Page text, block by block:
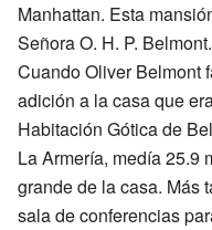
Manhattan. Esta
Señora O. H. P.
Cuando Oliver Belmont
adición a la casa que
Habitación Gótica de
La Armería, medía 25.9
grande de la casa. Más
sala de conferencias